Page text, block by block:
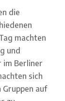
die
machten
und
im Berliner
sich
Gruppen auf